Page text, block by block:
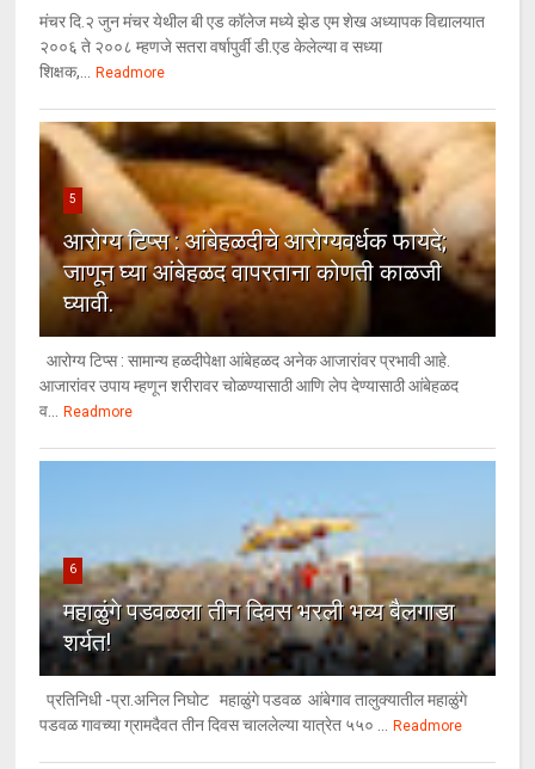
मंचर दि.२ जुन मंचर येथील बी एड कॉलेज मध्ये झेड एम शेख अध्यापक विद्यालयात
२००६ ते २००८ म्हणजे सतरा वर्षापुर्वी डी.एड केलेल्या व सध्या
शिक्षक,...
Readmore
5
आरोग्य टिप्स : आंबेहळदीचे आरोग्यवर्धक फायदे;
जाणून घ्या आंबेहळद वापरताना कोणती काळजी
घ्यावी.
आरोग्य टिप्स : सामान्य हळदीपेक्षा आंबेहळद अनेक आजारांवर प्रभावी आहे.
आजारांवर उपाय म्हणून शरीरावर चोळण्यासाठी आणि लेप देण्यासाठी आंबेहळद
व...
Readmore
6
महाळुंगे पडवळला तीन दिवस भरली भव्य बैलगाडा
शर्यत!
प्रतिनिधी -प्रा.अनिल निघोट महाळुंगे पडवळ आंबेगाव तालुक्यातील महाळुंगे
पडवळ गावच्या ग्रामदैवत तीन दिवस चाललेल्या यात्रेत ५५० ...
Readmore